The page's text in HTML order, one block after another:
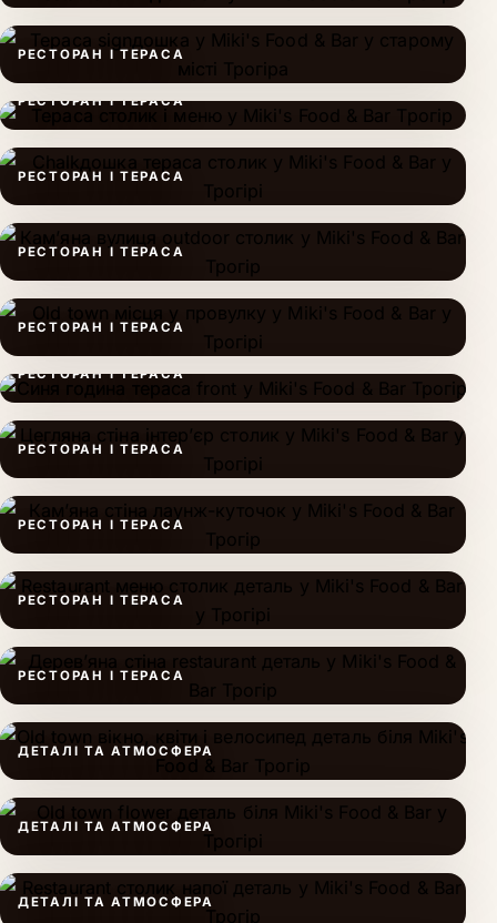
РЕСТОРАН І ТЕРАСА
РЕСТОРАН І ТЕРАСА
РЕСТОРАН І ТЕРАСА
РЕСТОРАН І ТЕРАСА
РЕСТОРАН І ТЕРАСА
РЕСТОРАН І ТЕРАСА
РЕСТОРАН І ТЕРАСА
РЕСТОРАН І ТЕРАСА
РЕСТОРАН І ТЕРАСА
РЕСТОРАН І ТЕРАСА
ДЕТАЛІ ТА АТМОСФЕРА
ДЕТАЛІ ТА АТМОСФЕРА
ДЕТАЛІ ТА АТМОСФЕРА